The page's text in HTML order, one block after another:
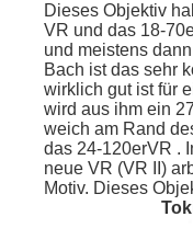
Dieses Objektiv
VR und das 18-
und meistens
Bach ist das sehr
wirklich gut ist für
wird aus ihm ein
weich am Rand
das 24-120erVR .
neue VR (VR II)
Motiv. Dieses